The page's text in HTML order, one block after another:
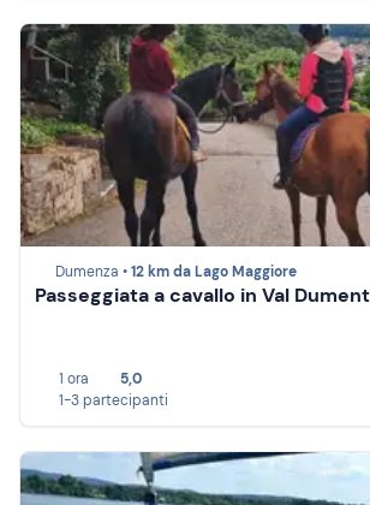
Dumenza •12 km da Lago Maggiore
Passeggiata a cavallo in Val
1 ora
5,0
1-3 partecipanti